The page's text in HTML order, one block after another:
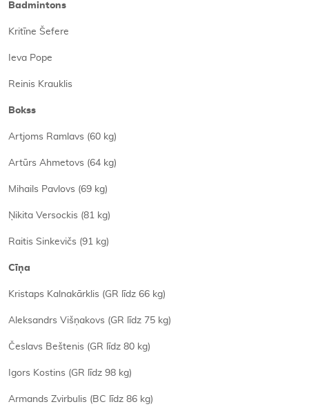
Badmintons
Kritīne Šefere
Ieva Pope
Reinis Krauklis
Bokss
Artjoms Ramlavs (60 kg)
Artūrs Ahmetovs (64 kg)
Mihails Pavlovs (69 kg)
Ņikita Versockis (81 kg)
Raitis Sinkevičs (91 kg)
Cīņa
Kristaps Kalnakārklis (GR līdz 66 kg)
Aleksandrs Višņakovs (GR līdz 75 kg)
Česlavs Beštenis (GR līdz 80 kg)
Igors Kostins (GR līdz 98 kg)
Armands Zvirbulis (BC līdz 86 kg)